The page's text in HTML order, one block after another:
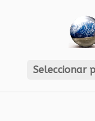
Seleccionar